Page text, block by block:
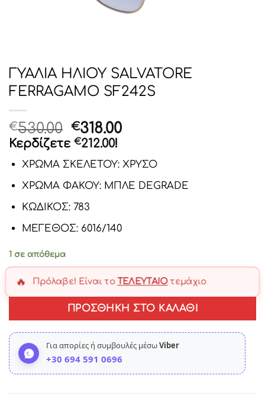
ΓΥΑΛΙΑ ΗΛΙΟΥ SALVATORE
FERRAGAMO SF242S
€530.00 Original
price
was:
€530.00.
€318.00Η
τιμή
είναι:
€318.00.
Κερδίζετε €212.00!
ΧΡΩΜΑ ΣΚΕΛΕΤΟΥ: ΧΡΥΣΟ
ΧΡΩΜΑ ΦΑΚΟΥ: ΜΠΛΕ DEGRADE
ΚΩΔΙΚΟΣ: 783
ΜΕΓΕΘΟΣ: 6016/140
1 σε απόθεμα
🔥 Πρόλαβε! Είναι το ΤΕΛΕΥΤΑΊΟτεμάχιο
ΠΡΟΣΘΉΚΗ ΣΤΟ ΚΑΛΆΘΙ
Για απορίες ή συμβουλές μέσωViber
+30 694 591 0696